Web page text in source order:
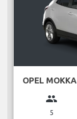
OPEL MOKKA
group
5